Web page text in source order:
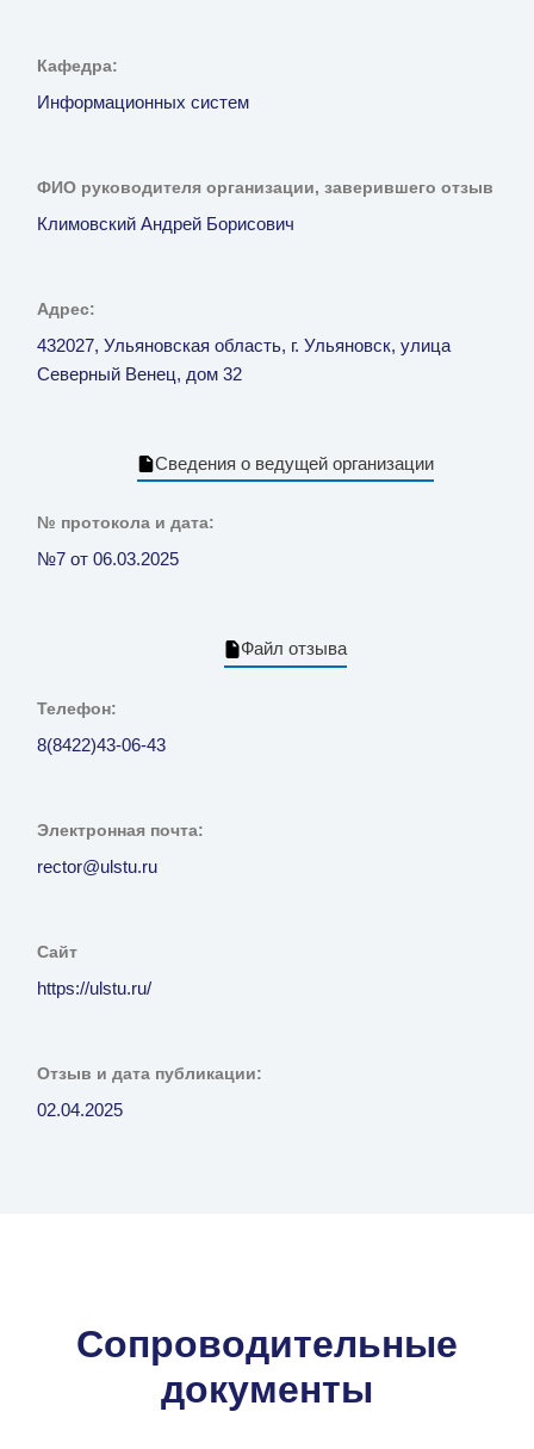
Кафедра:
Информационных систем
ФИО руководителя организации, заверившего отзыв
Климовский Андрей Борисович
Адрес:
432027, Ульяновская область, г. Ульяновск, улица
Северный Венец, дом 32
Сведения о ведущей организации
№ протокола и дата:
№7 от 06.03.2025
Файл отзыва
Телефон:
8(8422)43-06-43
Электронная почта:
rector@ulstu.ru
Сайт
https://ulstu.ru/
Отзыв и дата публикации:
02.04.2025
Сопроводительные
документы